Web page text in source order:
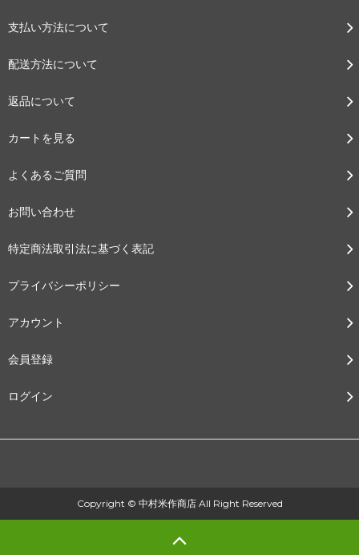
支払い方法について
配送方法について
返品について
カートを見る
よくあるご質問
お問い合わせ
特定商法取引法に基づく表記
プライバシーポリシー
アカウント
会員登録
ログイン
Copyright © 中村米作商店 All Right Reserved